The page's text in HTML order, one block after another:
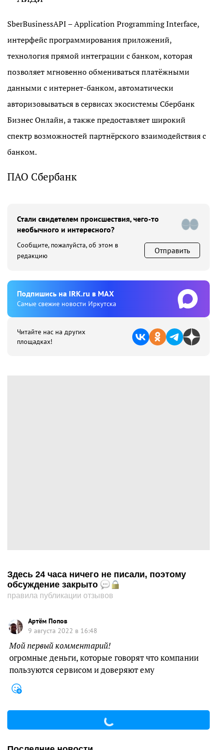
SberBusinessAPI – Application Programming Interface,
интерфейс программирования приложений,
технология прямой интеграции с банком, которая
позволяет мгновенно обмениваться платёжными
данными с интернет-банком, автоматически
авторизовываться в сервисах экосистемы Сбербанк
Бизнес Онлайн, а также предоставляет широкий
спектр возможностей партнёрского взаимодействия с
банком.
ПАО Сбербанк
Стали свидетелем происшествия, чего-то
необычного и интересного?
Сообщите, пожалуйста, об этом в
редакцию
Отправить
Подпишиcь на IRK.ru в MAX
Cамые свежие новости Иркутска
Читайте нас на других
площадках!
Здесь 24 часа ничего не писали, поэтому
обсуждение закрыто
правила публикации отзывов
Артём Попов
9 августа 2022 в 16:48
Мой первый комментарий!
огромные деньги, которые говорят что компании
пользуются сервисом и доверяют ему